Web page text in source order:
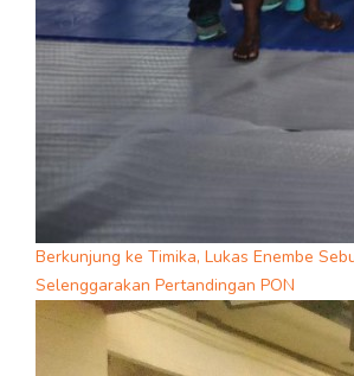
Berkunjung ke Timika, Lukas Enembe
Selenggarakan Pertandingan PON